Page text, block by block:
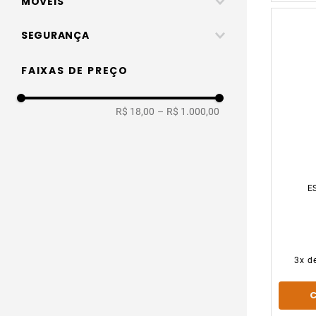
Lanterna
Inflaveis e boias
Multifucional
Telescopica
Sapateira
SEGURANÇA
Lanterna
FAIXAS DE PREÇO
R$ 18,00 – R$ 1.000,00
3x